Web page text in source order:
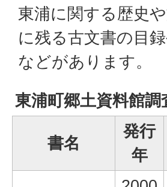
東浦に関する歴史
に残る古文書の目
などがあります。
東浦町郷土資料館調
書名
発行
年